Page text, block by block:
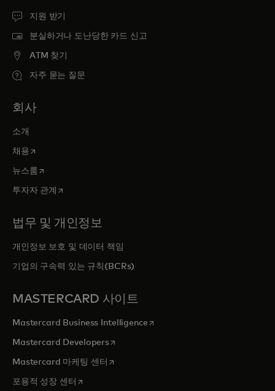
지원 받기
분실하거나 도난당한 카드 신고
ATM 찾기
자주 묻는 질문
회사
소개
채용새 탭에서 열림
뉴스룸새 탭에서 열림
투자자 관계 새 탭에서 열림
법무 및 개인정보
개인정보 보호 및 데이터 책임
기업의 구속력 있는 규칙(BCRs)
MASTERCARD 사이트
Mastercard Business Intelligence새 탭에서 열림
Mastercard Developers새 탭에서 열림
Mastercard 마케팅 센터 새 탭에서 열림
포용적 성장 센터 새 탭에서 열림